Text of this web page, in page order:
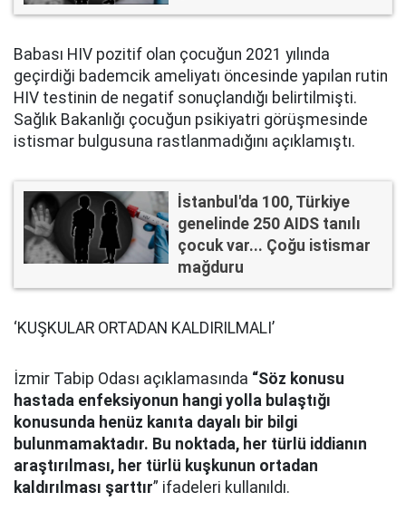
Babası HIV pozitif olan çocuğun 2021 yılında
geçirdiği bademcik ameliyatı öncesinde yapılan rutin
HIV testinin de negatif sonuçlandığı belirtilmişti.
Sağlık Bakanlığı çocuğun psikiyatri görüşmesinde
istismar bulgusuna rastlanmadığını açıklamıştı.
İstanbul'da 100, Türkiye
genelinde 250 AIDS tanılı
çocuk var... Çoğu istismar
mağduru
‘KUŞKULAR ORTADAN KALDIRILMALI’
İzmir Tabip Odası açıklamasında “Söz konusu
hastada enfeksiyonun hangi yolla bulaştığı
konusunda henüz kanıta dayalı bir bilgi
bulunmamaktadır. Bu noktada, her türlü iddianın
araştırılması, her türlü kuşkunun ortadan
kaldırılması şarttır” ifadeleri kullanıldı.